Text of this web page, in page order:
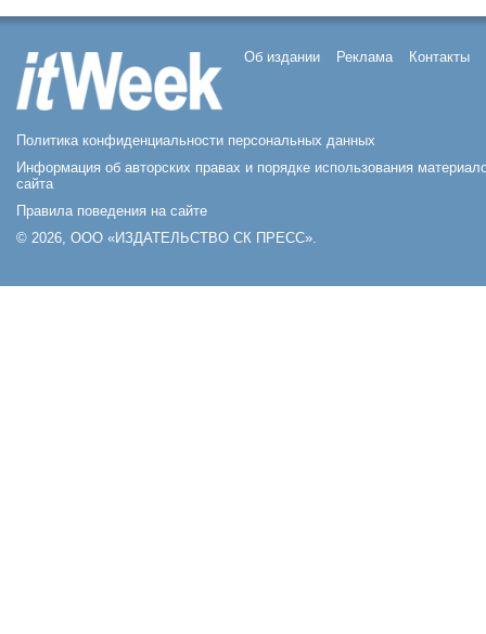
Об издании Реклама Контакты
Политика конфиденциальности персональных данных
Информация об авторских правах и порядке использования
сайта
Правила поведения на сайте
© 2026, ООО «ИЗДАТЕЛЬСТВО СК ПРЕСС».